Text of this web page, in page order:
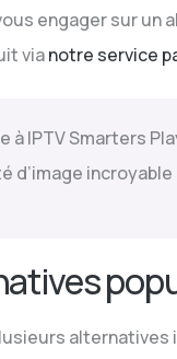
engager sur un
vianotre service
à IPTV Smarters
d’image
alternatives